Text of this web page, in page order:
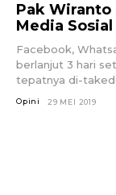
Pak Wiranto
Media Sosial
Facebook,
berlanjut 3 hari
tepatnya di-
Opini 29 MEI 2019